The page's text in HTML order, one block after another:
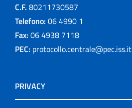
C.F. 80211730587
Telefono: 06 4990 1
Fax: 06 4938 7118
PEC: protocollo.centrale@pec.iss.it
PRIVACY